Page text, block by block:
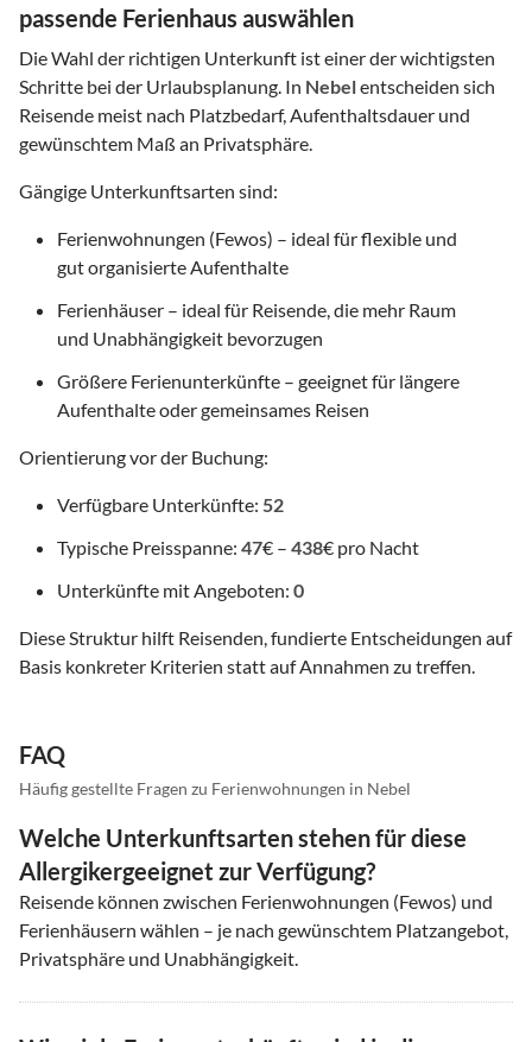
passende Ferienhaus auswählen
Die Wahl der richtigen Unterkunft ist einer der wichtigsten
Schritte bei der Urlaubsplanung. In Nebelentscheiden sich
Reisende meist nach Platzbedarf, Aufenthaltsdauer und
gewünschtem Maß an Privatsphäre.
Gängige Unterkunftsarten sind:
Ferienwohnungen (Fewos) – ideal für flexible und
gut organisierte Aufenthalte
Ferienhäuser – ideal für Reisende, die mehr Raum
und Unabhängigkeit bevorzugen
Größere Ferienunterkünfte – geeignet für längere
Aufenthalte oder gemeinsames Reisen
Orientierung vor der Buchung:
Verfügbare Unterkünfte: 52
Typische Preisspanne: 47€ – 438€ pro Nacht
Unterkünfte mit Angeboten: 0
Diese Struktur hilft Reisenden, fundierte Entscheidungen auf
Basis konkreter Kriterien statt auf Annahmen zu treffen.
FAQ
Häufig gestellte Fragen zu Ferienwohnungen in Nebel
Welche Unterkunftsarten stehen für diese
Allergikergeeignet zur Verfügung?
Reisende können zwischen Ferienwohnungen (Fewos) und
Ferienhäusern wählen – je nach gewünschtem Platzangebot,
Privatsphäre und Unabhängigkeit.